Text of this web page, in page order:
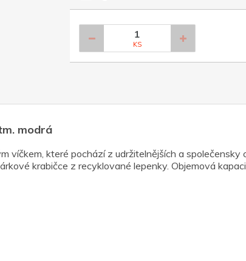
KS
modrá
víčkem, které pochází z udržitelnějších a společensky
krabičce z recyklované lepenky. Objemová